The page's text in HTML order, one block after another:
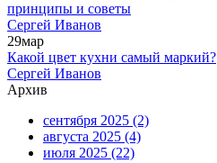
принципы и советы
Сергей Иванов
29мар
Какой цвет кухни самый маркий?
Сергей Иванов
Архив
сентября 2025 (2)
августа 2025 (4)
июля 2025 (22)